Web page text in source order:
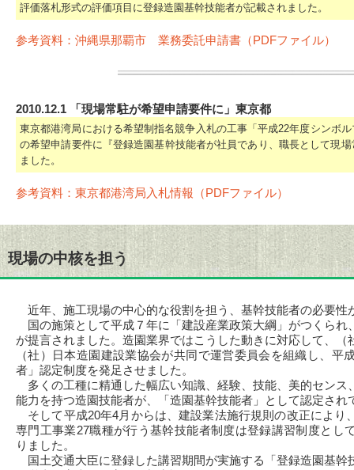
評価落札形式の評価項目に登録造園基幹技能者が記載されました。
参考資料：沖縄県那覇市 業務委託申請書（PDFファイル）
2010.12.1 「現場常駐が希望申請要件に」東京都
東京都港湾局における希望制指名競争入札の工事「平成22年度シンボ
の希望申請要件に『登録造園基幹技能者が社員であり、職長として現
ました。
参考資料：東京都港湾局入札情報（PDFファイル）
現場の中核を担う
近年、施工現場の中心的な役割を担う、基幹技能者の必要性
国の施策として平成７年に「建設産業政策大綱」がつくられ
が提言されました。造園業界ではこうした動きに対応して、（
（社）日本造園建設業協会が共同で運営委員会を組織し、平
者」認定制度を発足させました。
多くの工種に精通した幅広い知識、経験、技能、美的センス
能力を持つ造園技能者が、「造園基幹技能者」として認定され
そして平成20年4月からは、建設業法施行規則の改正により
専門工事業27職種が行う基幹技能者制度は登録講習制度とし
りました。
国土交通大臣に登録した講習期間が実施する「登録造園基幹